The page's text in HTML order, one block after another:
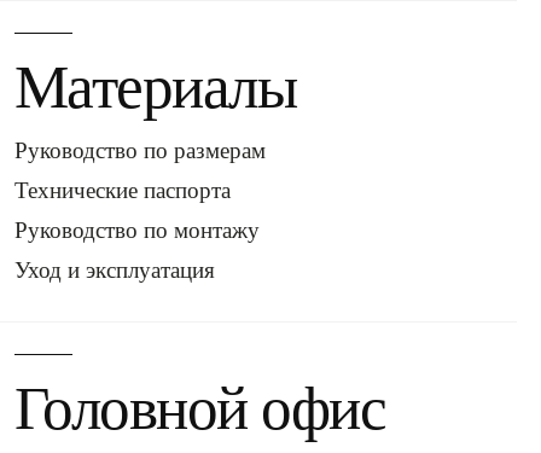
Материалы
Руководство по размерам
Технические паспорта
Руководство по монтажу
Уход и эксплуатация
Головной офис